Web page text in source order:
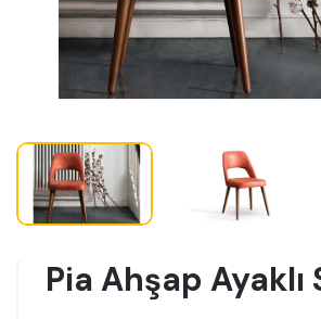
Pia Ahşap